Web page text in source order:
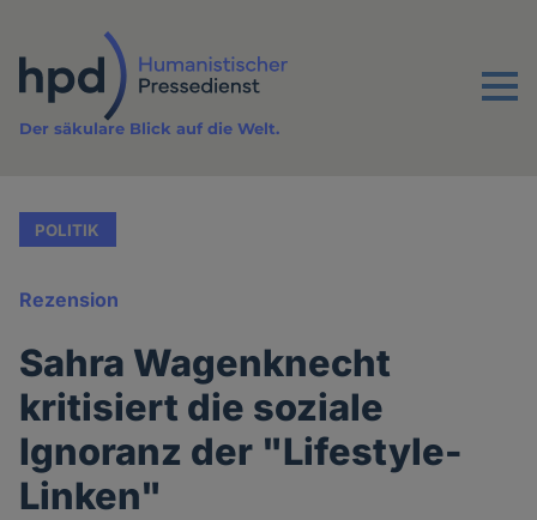
Inhalt
Menu
Der säkulare Blick auf die Welt.
POLITIK
Rezension
Sahra Wagenknecht
kritisiert die soziale
Ignoranz der "Lifestyle-
Linken"